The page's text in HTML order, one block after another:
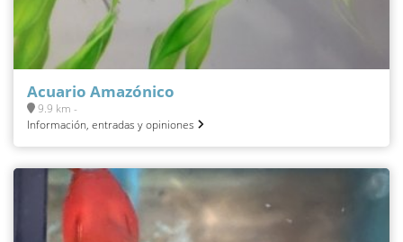
Acuario Amazónico
9.9 km -
Información, entradas y opiniones